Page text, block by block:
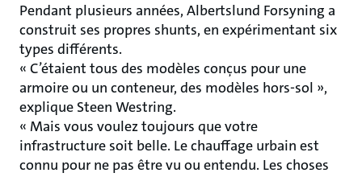
Pendant plusieurs années, Albertslund Forsyning a
construit ses propres shunts, en expérimentant six
types différents.
« C’étaient tous des modèles conçus pour une
armoire ou un conteneur, des modèles hors-sol »,
explique Steen Westring.
« Mais vous voulez toujours que votre
infrastructure soit belle. Le chauffage urbain est
connu pour ne pas être vu ou entendu. Les choses